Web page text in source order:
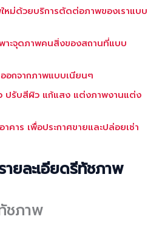
หม่ด้วยบริการตัดต่อภาพของเราแบบ
ะจุดภาพคนสิ่งของสถานที่แบบ
กจากภาพแบบเนียนๆ
ว ปรับสีผิว แก้แสง แต่งภาพงานแต่ง
าร เพื่อประกาศขายและปล่อยเช่า
ยละเอียดรีทัชภาพ
ชภาพ